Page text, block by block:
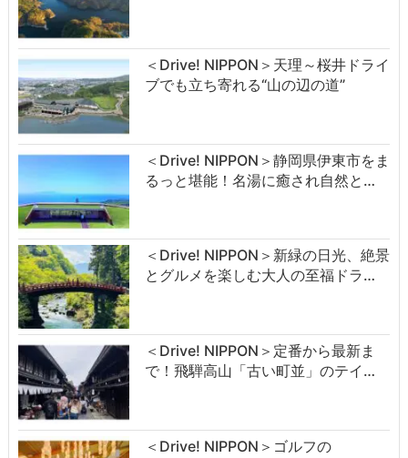
＜Drive! NIPPON＞天理～桜井ドライ
ブでも立ち寄れる“山の辺の道”
＜Drive! NIPPON＞静岡県伊東市をま
るっと堪能！名湯に癒され自然と…
＜Drive! NIPPON＞新緑の日光、絶景
とグルメを楽しむ大人の至福ドラ…
＜Drive! NIPPON＞定番から最新ま
で！飛騨高山「古い町並」のテイ…
＜Drive! NIPPON＞ゴルフの